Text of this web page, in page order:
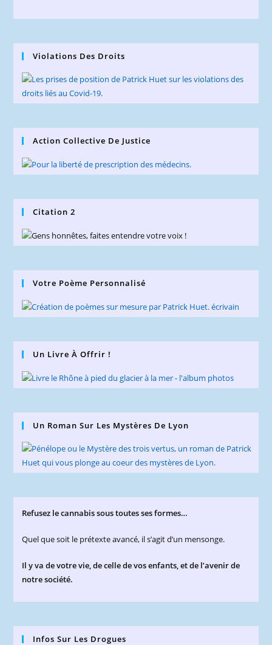
Violations Des Droits
Action Collective De Justice
Citation 2
Votre Poème Personnalisé
Un Livre À Offrir !
Un Roman Sur Les Mystères De Lyon
Refusez le cannabis sous toutes ses formes…
Quel que soit le prétexte avancé, il s’agit d’un mensonge.
Il y va de votre vie, de celle de vos enfants, et de l’avenir de
notre société.
Infos Sur Les Drogues